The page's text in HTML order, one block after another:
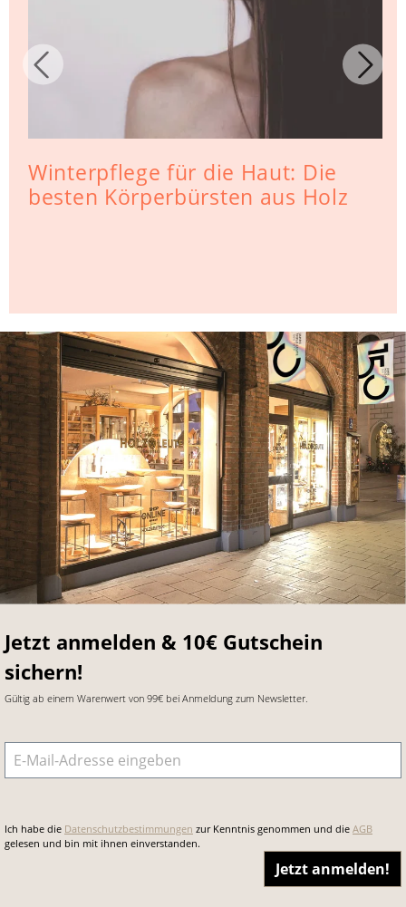
Winterpflege für die Haut: Die
besten Körperbürsten aus Holz
Jetzt anmelden & 10€ Gutschein
sichern!
Gültig ab einem Warenwert von 99€ bei Anmeldung zum Newsletter.
E-Mail-Adresse
Ich habe die Datenschutzbestimmungen zur Kenntnis genommen und die AGB
gelesen und bin mit ihnen einverstanden.
Jetzt anmelden!